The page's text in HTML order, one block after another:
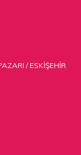
/ ESKİŞEHİR